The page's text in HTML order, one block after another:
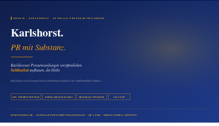
Pressemitteilung in Wartenberg veröffentlichen:
Mehr Sichtbarkeit für regionale Firmen
08. August 2026
Medien & Marketing
Pressemitteilungen lokale Reichweite aufbauen
07. August 2026